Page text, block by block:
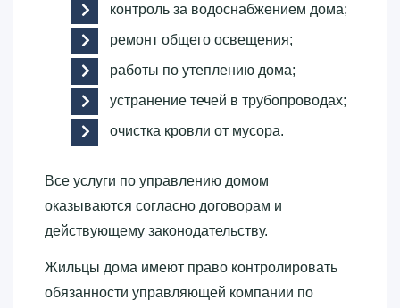
контроль за водоснабжением дома;
ремонт общего освещения;
работы по утеплению дома;
устранение течей в трубопроводах;
очистка кровли от мусора.
Все услуги по управлению домом
оказываются согласно договорам и
действующему законодательству.
Жильцы дома имеют право контролировать
обязанности управляющей компании по